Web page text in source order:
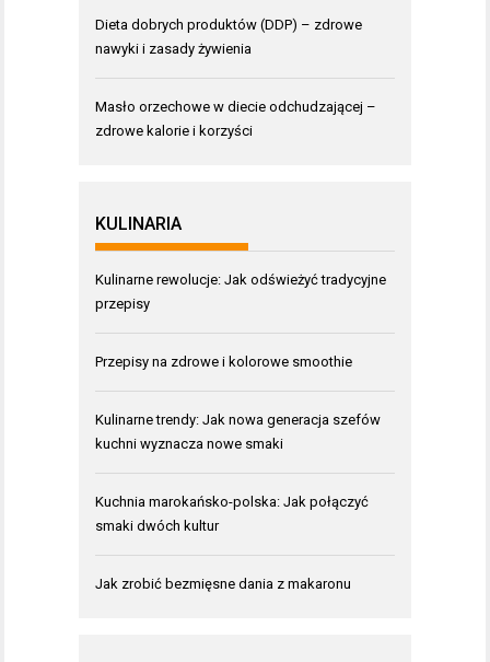
Dieta dobrych produktów (DDP) – zdrowe
nawyki i zasady żywienia
Masło orzechowe w diecie odchudzającej –
zdrowe kalorie i korzyści
KULINARIA
Kulinarne rewolucje: Jak odświeżyć tradycyjne
przepisy
Przepisy na zdrowe i kolorowe smoothie
Kulinarne trendy: Jak nowa generacja szefów
kuchni wyznacza nowe smaki
Kuchnia marokańsko-polska: Jak połączyć
smaki dwóch kultur
Jak zrobić bezmięsne dania z makaronu